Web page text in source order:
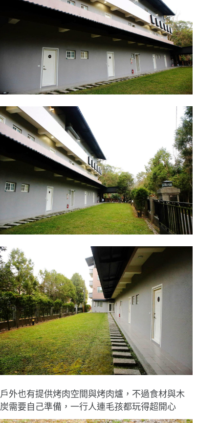
戶外也有提供烤肉空間與烤肉爐，不過食材與木
炭需要自己準備，一行人連毛孩都玩得超開心